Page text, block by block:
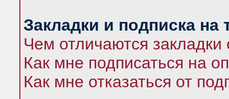
Закладки и подписка на
Чем отличаются закладки
Как мне подписаться на
Как мне отказаться от